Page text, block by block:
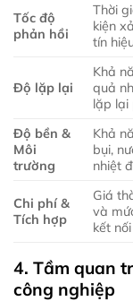
Tốc độ
phản hồi
Thời
kiện
tín
Độ lặp lại
Khả
quả
lặp lại
Độ bền &
Môi
trường
Khả
bụi,
nhiệt
Chi phí &
Tích hợp
Giá
và
kết
4. Tầm quan
công nghiệp